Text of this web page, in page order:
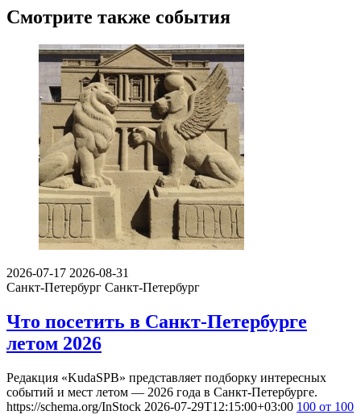
Смотрите также события
2026-07-17 2026-08-31
Санкт-Петербург Санкт-Петербург
Что посетить в Санкт-Петербурге
летом 2026
Редакция «KudaSPB» представляет подборку интересных
событий и мест летом — 2026 года в Санкт-Петербурге.
https://schema.org/InStock 2026-07-29T12:15:00+03:00 100 от 100